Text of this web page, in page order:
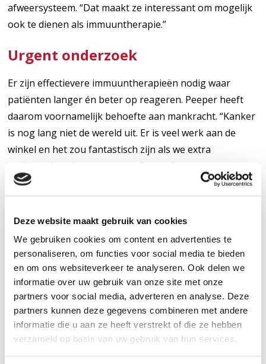
Deze website maakt gebruik van cookies
We gebruiken cookies om content en advertenties te
personaliseren, om functies voor social media te bieden
en om ons websiteverkeer te analyseren. Ook delen we
informatie over uw gebruik van onze site met onze
partners voor social media, adverteren en analyse. Deze
partners kunnen deze gegevens combineren met andere
informatie die u aan ze heeft verstrekt of die ze hebben
verzameld op basis van uw gebruik van hun services.
afweersysteem. “Dat maakt ze interessant om mogelijk
ook te dienen als immuuntherapie.”
Urgent onderzoek
Er zijn effectievere immuuntherapieën nodig waar
patiënten langer én beter op reageren. Peeper heeft
daarom voornamelijk behoefte aan mankracht. “Kanker
is nog lang niet de wereld uit. Er is veel werk aan de
winkel en het zou fantastisch zijn als we extra
onderzoekers kunnen aanstellen zodat we nog meer
slagkracht hebben.”
Wij houden donateurs die jonge,
talentvolle onderzoekers willen
sponsoren, betrokken bij ons
onderzoek. Wij zorgen ervoor dat zij